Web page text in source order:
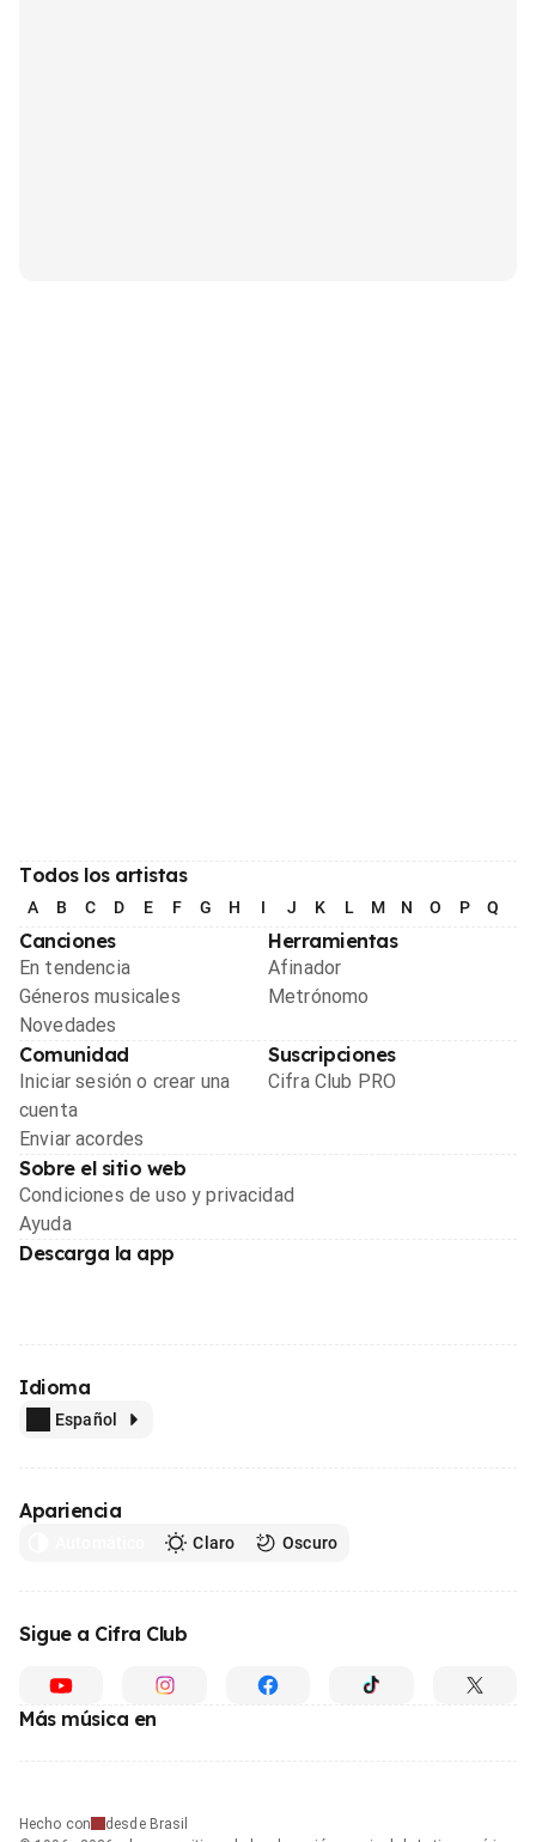
Todos los artistas
A B C D E F G H I J K L M N O P Q
Canciones
En tendencia
Géneros musicales
Novedades
Herramientas
Afinador
Metrónomo
Comunidad
Iniciar sesión o crear una
cuenta
Enviar acordes
Suscripciones
Cifra Club PRO
Sobre el sitio web
Condiciones de uso y privacidad
Ayuda
Descarga la app
Idioma
Español
Apariencia
Claro Oscuro
Sigue a Cifra Club
Más música en
Hecho con
desde Brasil